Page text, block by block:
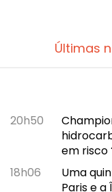
Últimas
20h50
em risco
18h06
Uma
Paris e